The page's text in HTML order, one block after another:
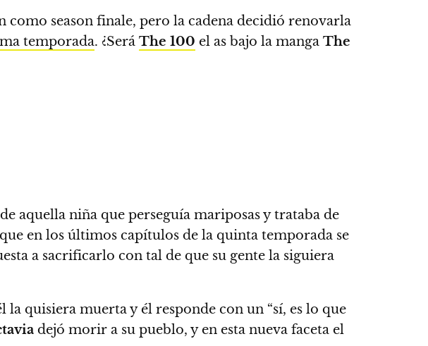
como season finale, pero la cadena decidió renovarla
temporada. ¿Será The 100 el as bajo la manga The
aquella niña que perseguía mariposas y trataba de
en los últimos capítulos de la quinta temporada se
a sacrificarlo con tal de que su gente la siguiera
la quisiera muerta y él responde con un “sí, es lo que
dejó morir a su pueblo, y en esta nueva faceta el